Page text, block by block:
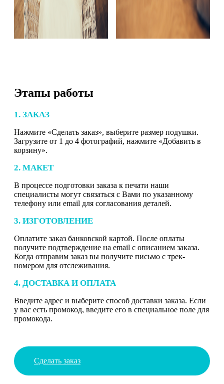
Этапы работы
1. ЗАКАЗ
Нажмите «Сделать заказ», выберите размер подушки.
Загрузите от 1 до 4 фотографий, нажмите «Добавить в
корзину».
2. МАКЕТ
В процессе подготовки заказа к печати наши
специалисты могут связаться с Вами по указанному
телефону или email для согласования деталей.
3. ИЗГОТОВЛЕНИЕ
Оплатите заказ банковской картой. После оплаты
получите подтверждение на email с описанием заказа.
Когда отправим заказ вы получите письмо с трек-
номером для отслеживания.
4. ДОСТАВКА И ОПЛАТА
Введите адрес и выберите способ доставки заказа. Если
у вас есть промокод, введите его в специальное поле для
промокода.
Сделать заказ